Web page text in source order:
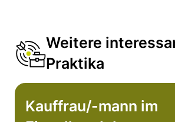
Weitere
Praktika
Kauffrau/-mann im